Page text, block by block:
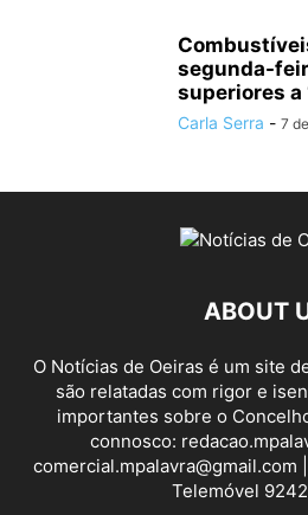
segunda-
superiores a
Carla Serra - 7
ABOUT
O Notícias de Oeiras é um site
são relatadas com rigor e
importantes sobre o
connosco:
comercial.mpalavra@gmail.com
Telemóvel